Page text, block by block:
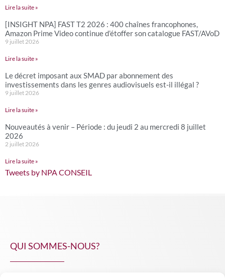
Lire la suite »
[INSIGHT NPA] FAST T2 2026 : 400 chaînes francophones,
Amazon Prime Video continue d’étoffer son catalogue FAST/AVoD
9 juillet 2026
Lire la suite »
Le décret imposant aux SMAD par abonnement des
investissements dans les genres audiovisuels est-il illégal ?
9 juillet 2026
Lire la suite »
Nouveautés à venir – Période : du jeudi 2 au mercredi 8 juillet
2026
2 juillet 2026
Lire la suite »
Tweets by NPA CONSEIL
QUI SOMMES-NOUS?